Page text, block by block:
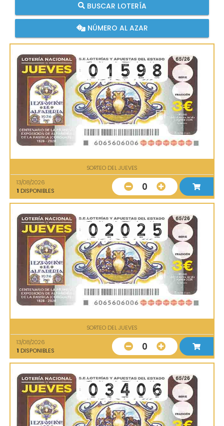
BUSCAR LOTERÍA
NÚMERO AL AZAR
SORTEO DEL JUEVES
13/08/2026
1 DISPONIBLES 0
SORTEO DEL JUEVES
13/08/2026
1 DISPONIBLES 0